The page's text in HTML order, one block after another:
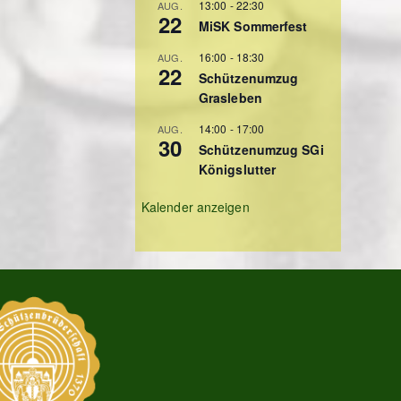
AUG.
22
13:00 -22:30
MiSK Sommerfest
AUG.
22
16:00 - 18:30
Schützenumzug
Grasleben
AUG.
30
14:00 - 17:00
Schützenumzug SGi
Königslutter
Kalender anzeigen